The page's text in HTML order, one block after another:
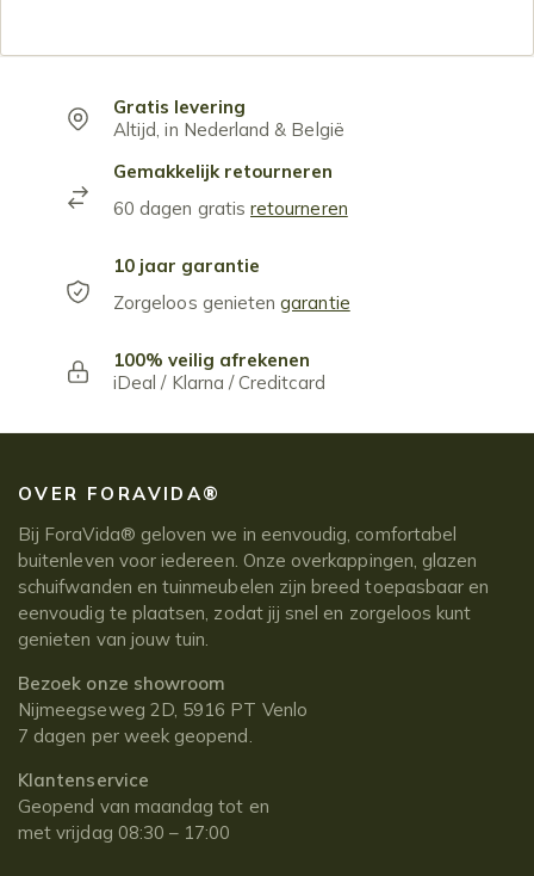
Gratis levering
Altijd, in Nederland & België
Gemakkelijk retourneren
60 dagen gratisretourneren
10 jaar garantie
Zorgeloos genietengarantie
100% veilig afrekenen
iDeal / Klarna / Creditcard
OVER FORAVIDA®
Bij ForaVida® geloven we in eenvoudig, comfortabel
buitenleven voor iedereen. Onze overkappingen, glazen
schuifwanden en tuinmeubelen zijn breed toepasbaar en
eenvoudig te plaatsen, zodat jij snel en zorgeloos kunt
genieten van jouw tuin.
Bezoek onze showroom
Nijmeegseweg 2D, 5916 PT Venlo
7 dagen per week geopend.
Klantenservice
Geopend van maandag tot en
met vrijdag 08:30 – 17:00